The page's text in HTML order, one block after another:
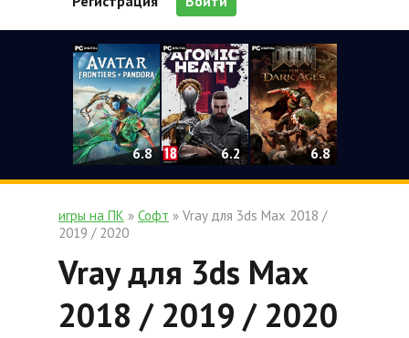
6.8 6.2 6.8
игры на ПК » Софт » Vray для 3ds Max 2018 /
2019 / 2020
Vray для 3ds Max
2018 / 2019 / 2020